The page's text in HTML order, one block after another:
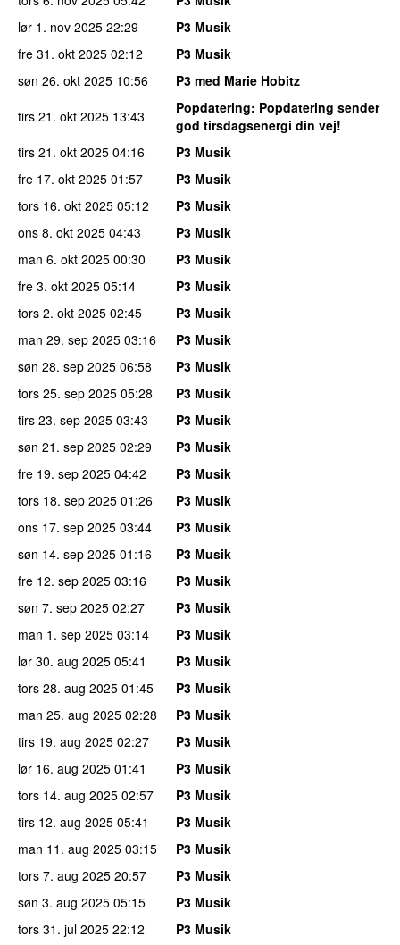
lør 1. nov 2025 22:29
P3 Musik
fre 31. okt 2025 02:12
P3 Musik
søn 26. okt 2025 10:56
P3 med Marie Hobitz
tirs 21. okt 2025 13:43 Popdatering: Popdatering sender
god tirsdagsenergi din vej!
tirs 21. okt 2025 04:16
P3 Musik
fre 17. okt 2025 01:57
P3 Musik
tors 16. okt 2025 05:12
P3 Musik
ons 8. okt 2025 04:43
P3 Musik
man 6. okt 2025 00:30
P3 Musik
fre 3. okt 2025 05:14
P3 Musik
tors 2. okt 2025 02:45
P3 Musik
man 29. sep 2025 03:16
P3 Musik
søn 28. sep 2025 06:58
P3 Musik
tors 25. sep 2025 05:28
P3 Musik
tirs 23. sep 2025 03:43
P3 Musik
søn 21. sep 2025 02:29
P3 Musik
fre 19. sep 2025 04:42
P3 Musik
tors 18. sep 2025 01:26
P3 Musik
ons 17. sep 2025 03:44
P3 Musik
søn 14. sep 2025 01:16
P3 Musik
fre 12. sep 2025 03:16
P3 Musik
søn 7. sep 2025 02:27
P3 Musik
man 1. sep 2025 03:14
P3 Musik
lør 30. aug 2025 05:41
P3 Musik
tors 28. aug 2025 01:45
P3 Musik
man 25. aug 2025 02:28
P3 Musik
tirs 19. aug 2025 02:27
P3 Musik
lør 16. aug 2025 01:41
P3 Musik
tors 14. aug 2025 02:57
P3 Musik
tirs 12. aug 2025 05:41
P3 Musik
man 11. aug 2025 03:15
P3 Musik
tors 7. aug 2025 20:57
P3 Musik
søn 3. aug 2025 05:15
P3 Musik
tors 31. jul 2025 22:12
P3 Musik